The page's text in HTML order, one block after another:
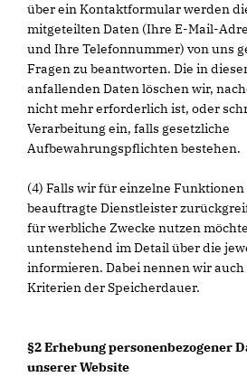
über ein Kontaktformular werden
mitgeteilten Daten (Ihre E-Mail-
und Ihre Telefonnummer) von uns
Fragen zu beantworten. Die in
anfallenden Daten löschen wir,
nicht mehr erforderlich ist, oder
Verarbeitung ein, falls gesetzliche
Aufbewahrungspflichten bestehen.
(4) Falls wir für einzelne
beauftragte Dienstleister
für werbliche Zwecke nutzen
untenstehend im Detail über die
informieren. Dabei nennen wir
Kriterien der Speicherdauer.
§2 Erhebung personenbezogener
unserer Website